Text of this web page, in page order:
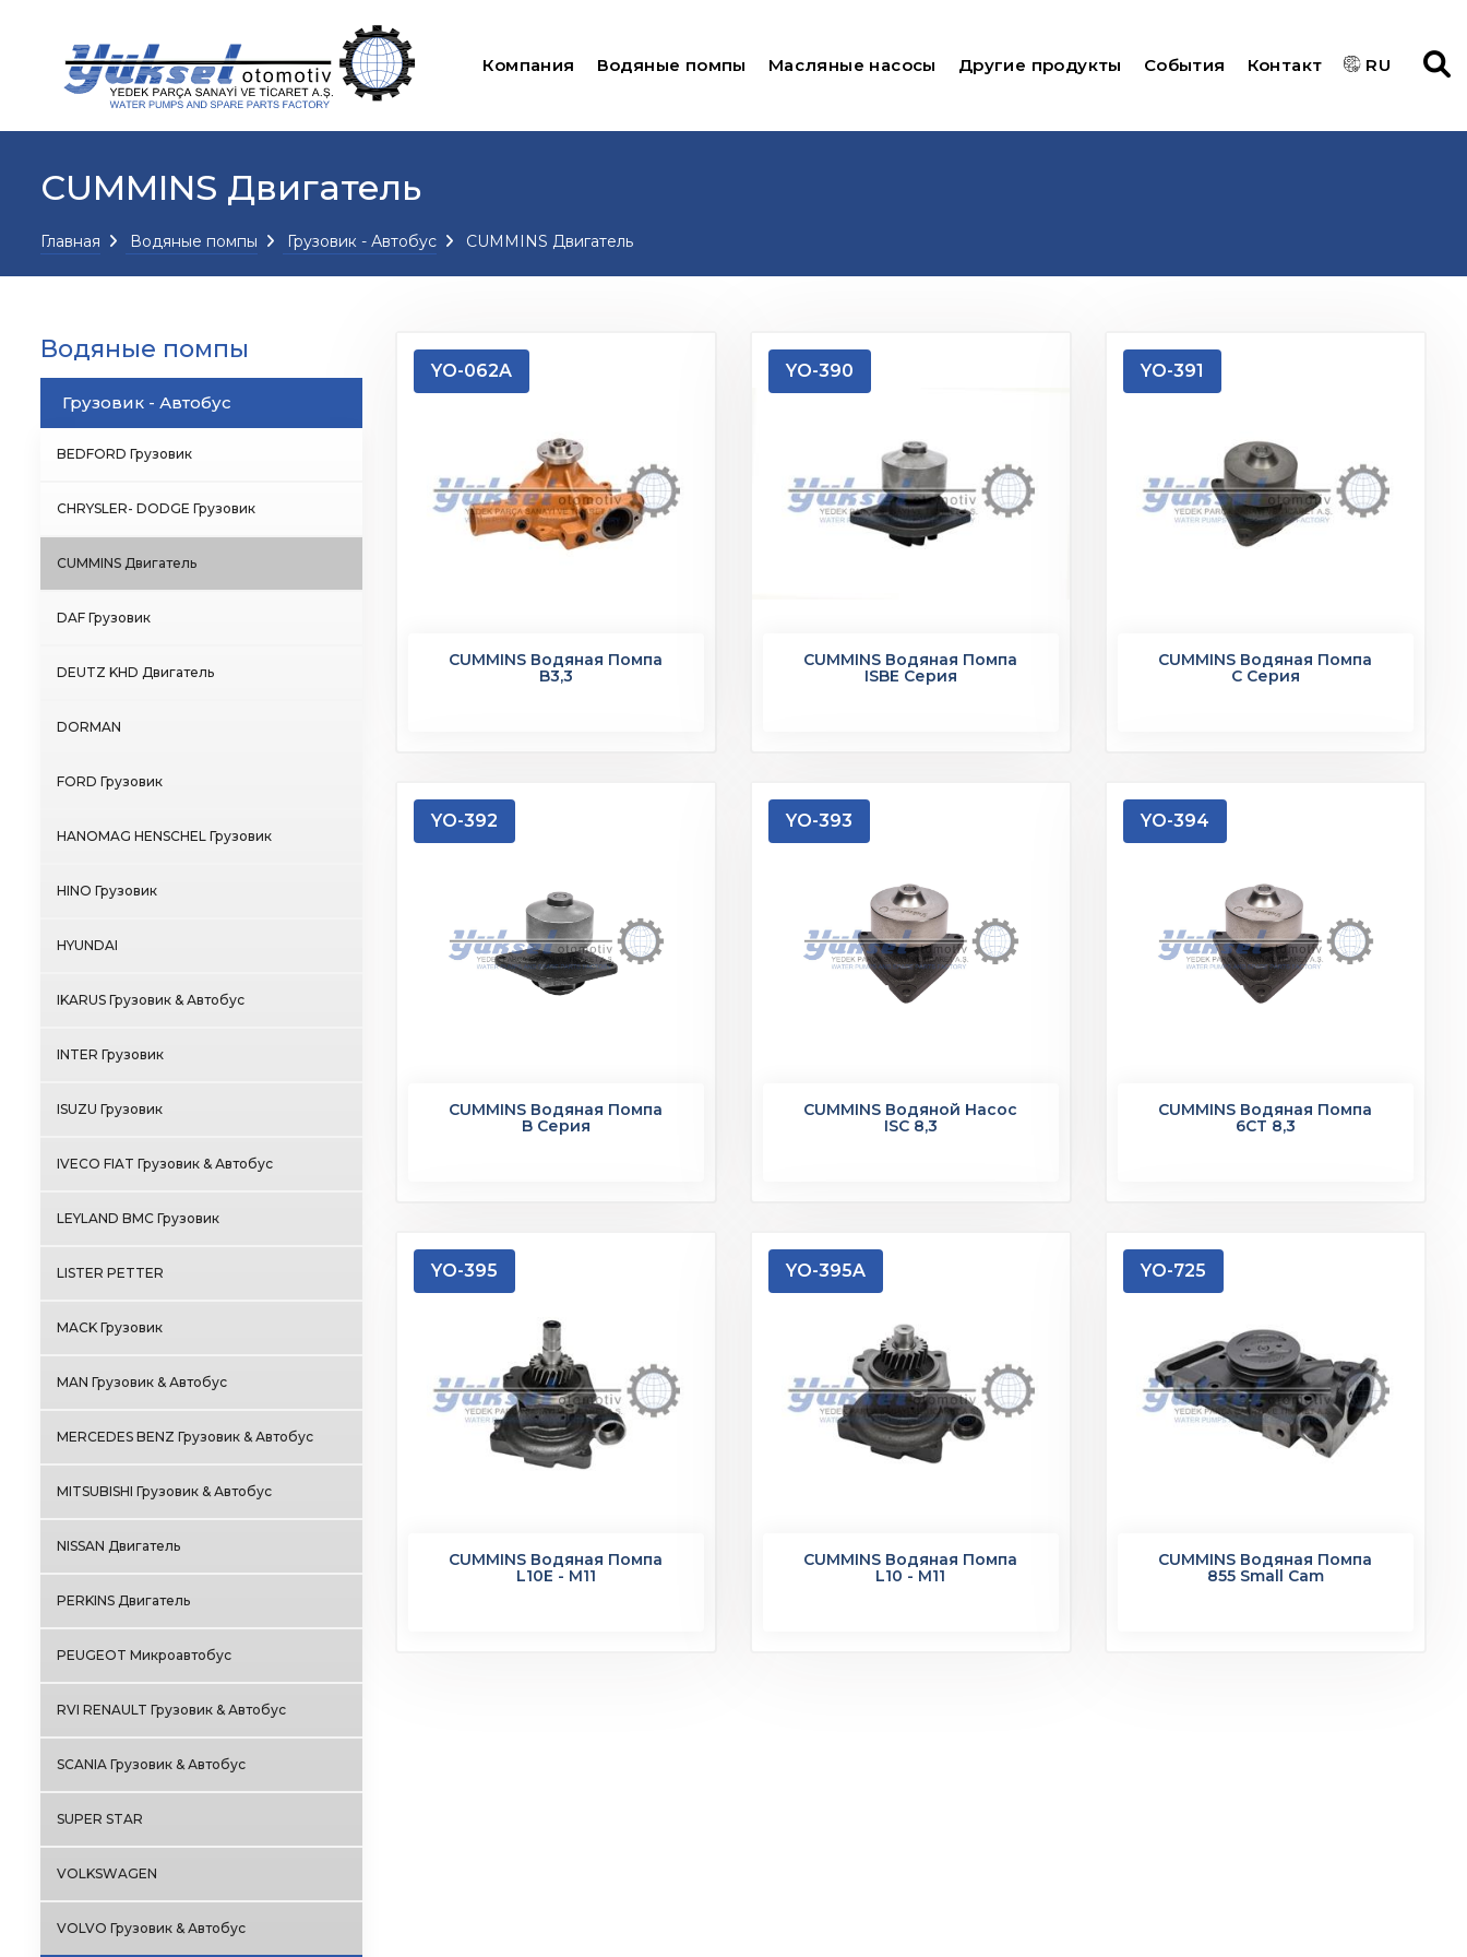
Компания Водяные помпы Масляные насосы Другие продукты События Контакт RU
CUMMINS Двигатель
Главная Водяные помпы Грузовик - Автобус CUMMINS Двигатель
Водяные помпы
Грузовик - Автобус
BEDFORD Грузовик
CHRYSLER- DODGE Грузовик
CUMMINS Двигатель
DAF Грузовик
DEUTZ KHD Двигатель
DORMAN
FORD Грузовик
HANOMAG HENSCHEL Грузовик
HINO Грузовик
HYUNDAI
IKARUS Грузовик & Автобус
INTER Грузовик
ISUZU Грузовик
IVECO FIAT Грузовик & Автобус
LEYLAND BMC Грузовик
LISTER PETTER
MACK Грузовик
MAN Грузовик & Автобус
MERCEDES BENZ Грузовик & Автобус
MITSUBISHI Грузовик & Автобус
NISSAN Двигатель
PERKINS Двигатель
PEUGEOT Микроавтобус
RVI RENAULT Грузовик & Автобус
SCANIA Грузовик & Автобус
SUPER STAR
VOLKSWAGEN
VOLVO Грузовик & Автобус
CUMMINS Водяная Помпа
B3,3
YO-062A
CUMMINS Водяная Помпа
ISBE Серия
YO-390
CUMMINS Водяная Помпа
C Серия
YO-391
CUMMINS Водяная Помпа
B Серия
YO-392
CUMMINS Водяной Насос
ISC 8,3
YO-393
CUMMINS Водяная Помпа
6CT 8,3
YO-394
CUMMINS Водяная Помпа
L10E - M11
YO-395
CUMMINS Водяная Помпа
L10 - M11
YO-395A
CUMMINS Водяная Помпа
855 Small Cam
YO-725